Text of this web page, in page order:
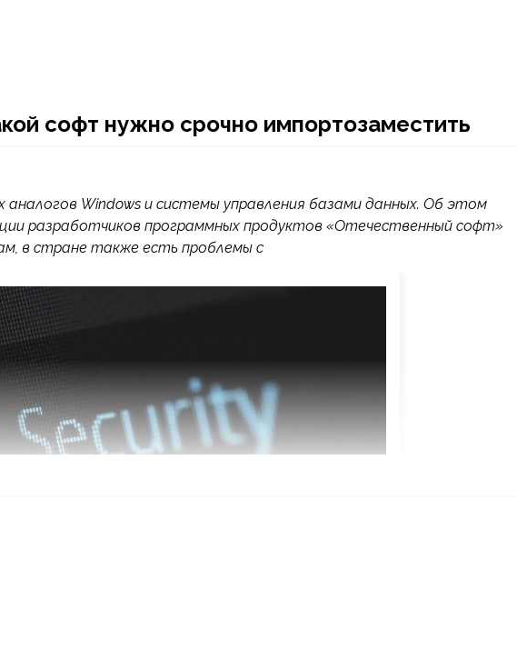
софт нужно срочно импортозаместить
Windows и системы управления базами данных. Об этом
разработчиков программных продуктов «Отечественный софт»
в стране также есть проблемы с